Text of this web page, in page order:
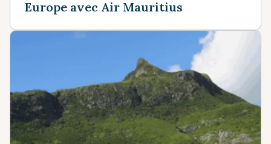
Europe avec Air Mauritius